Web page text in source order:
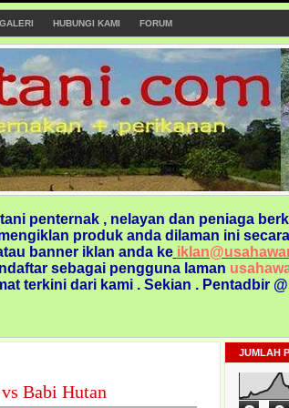
GALERI HUBUNGI KAMI FORUM
penternak , nelayan dan peniaga
produk anda dilaman ini
banner iklan anda ke
sebagai pengguna laman
terkini dari kami . Sekian . Pentadbir
Babi Hutan
JUMLAH